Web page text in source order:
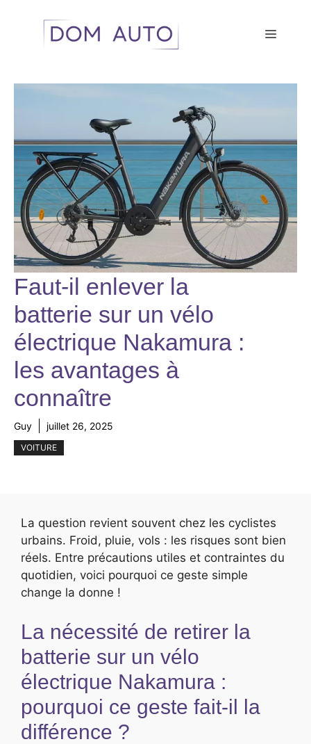
contenu
Menu
Faut-il enlever la
batterie sur un vélo
électrique Nakamura :
les avantages à
connaître
Guy juillet 26, 2025
VOITURE
La question revient souvent chez les cyclistes
urbains. Froid, pluie, vols : les risques sont bien
réels. Entre précautions utiles et contraintes du
quotidien, voici pourquoi ce geste simple
change la donne !
La nécessité de retirer la
batterie sur un vélo
électrique Nakamura :
pourquoi ce geste fait-il la
différence ?